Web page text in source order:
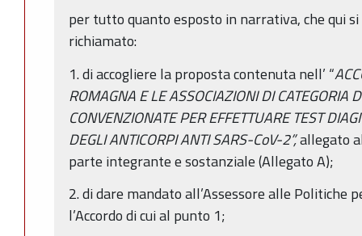
per tutto quanto esposto in narrativa, che qui
richiamato:
1. di accogliere la proposta contenuta nell’ “
ROMAGNA E LE ASSOCIAZIONI DI CATEGORIA
CONVENZIONATE PER EFFETTUARE TEST
DEGLI ANTICORPI ANTI SARS-CoV-2”,allegato
parte integrante e sostanziale (Allegato A);
2. di dare mandato all’Assessore alle Politiche
l’Accordo di cui al punto 1;